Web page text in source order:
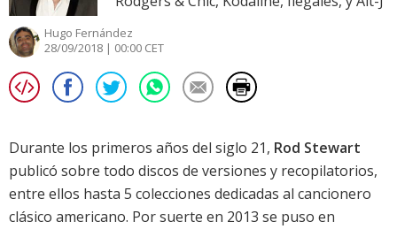
Hugo Fernández
28/09/2018 | 00:00 CET
Durante los primeros años del siglo 21, Rod Stewart
publicó sobre todo discos de versiones y recopilatorios,
entre ellos hasta 5 colecciones dedicadas al cancionero
clásico americano. Por suerte en 2013 se puso en